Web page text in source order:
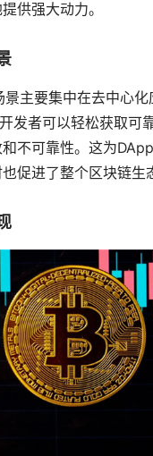
供强大动力。
主要集中在去中心化
发者可以轻松获取可
不可靠性。这为
促进了整个区块链生